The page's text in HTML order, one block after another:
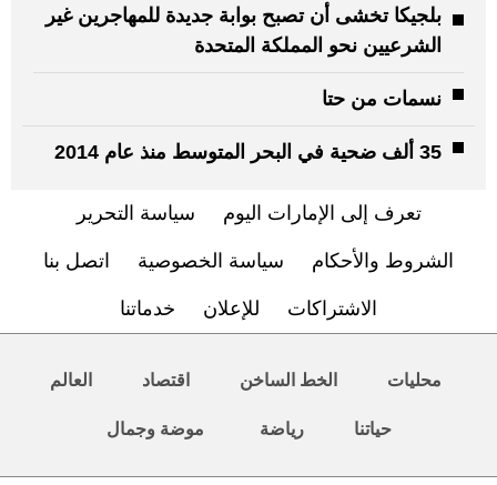
بلجيكا تخشى أن تصبح بوابة جديدة للمهاجرين غير
الشرعيين نحو المملكة المتحدة
نسمات من حتا
35 ألف ضحية في البحر المتوسط منذ عام 2014
تعرف إلى الإمارات اليوم سياسة التحرير
الشروط والأحكام سياسة الخصوصية اتصل بنا
الاشتراكات للإعلان خدماتنا
محليات الخط الساخن اقتصاد العالم
حياتنا رياضة موضة وجمال